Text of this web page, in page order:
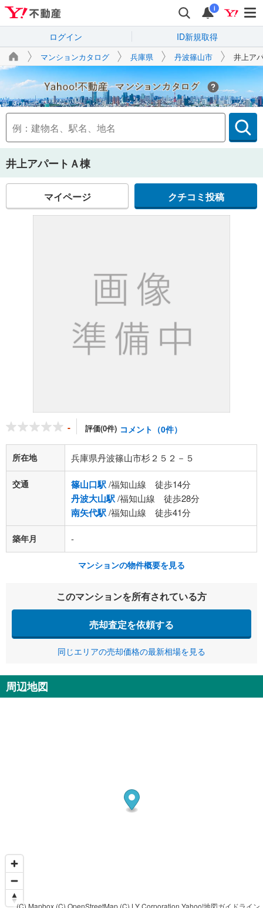
i
ログイン ID新規取得
マンションカタログ 兵庫県 丹波篠山市 井上ア
Yahoo!不動産
井上アパートＡ棟
マイページ クチコミ投稿
- 評価(0件) コメント（0件）
所在地 兵庫県丹波篠山市杉２５２－５
交通 篠山口駅/福知山線 徒歩14分
丹波大山駅/福知山線 徒歩28分
南矢代駅/福知山線 徒歩41分
築年月 -
マンションの物件概要を見る
このマンションを所有されている方
売却査定を依頼する
同じエリアの売却価格の最新相場を見る
周辺地図
(C) Mapbox (C) OpenStreetMap (C) LY Corporation Yahoo!地図ガイドライン